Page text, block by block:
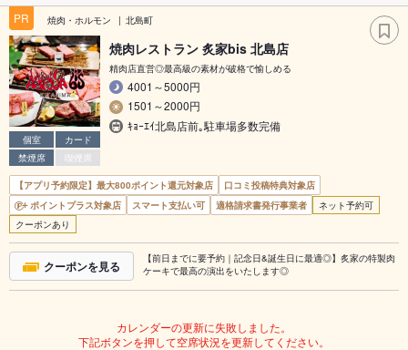
PR 焼肉・ホルモン 北島町
個室
カード
禁煙席
喫煙席
焼肉レストラン 炙家bis 北島店
精肉店直営◎最高級の素材が破格で愉しめる
4001～5000円
1501～2000円
ｷｮｰｴｲ北島店前｡駐車場多数完備
【アプリ予約限定】最大800ポイント還元対象店
口コミ投稿特典対象店
ポイントプラス対象店
スマート支払い可 適格請求書発行事業者
ネット予約可
クーポンあり
クーポンを見る
【前日までに要予約｜記念日&誕生日に最適◎】炙家の特製肉
ケーキで最高の演出をいたします◎
カレンダーの更新に失敗しました。
下記ボタンを押して空席状況を更新してください。